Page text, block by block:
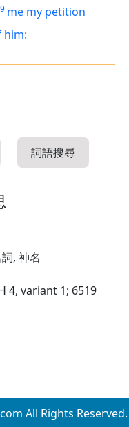
me my petition
him:
詞語搜尋
, 神名
4, variant 1; 6519
All Rights Reserved.